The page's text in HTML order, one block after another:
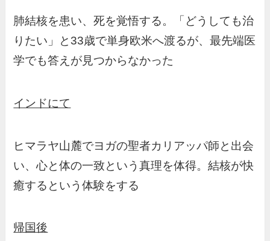
肺結核を患い、死を覚悟する。「どうしても治
りたい」と33歳で単身欧米へ渡るが、最先端医
学でも答えが見つからなかった
インドにて
ヒマラヤ山麓でヨガの聖者カリアッパ師と出会
い、心と体の一致という真理を体得。結核が快
癒するという体験をする
帰国後